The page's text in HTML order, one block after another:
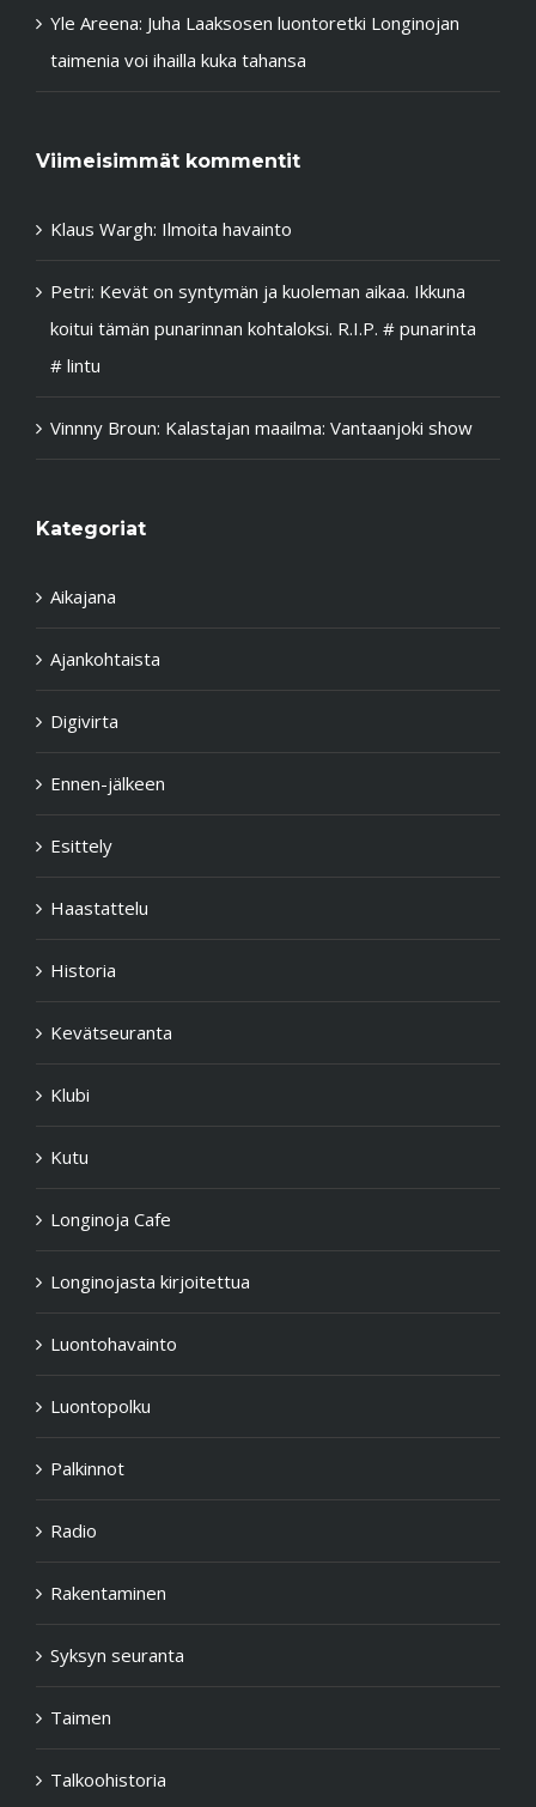
Yle Areena: Juha Laaksosen luontoretki Longinojan
taimenia voi ihailla kuka tahansa
Viimeisimmät kommentit
Klaus Wargh: Ilmoita havainto
Petri: Kevät on syntymän ja kuoleman aikaa. Ikkuna
koitui tämän punarinnan kohtaloksi. R.I.P. # punarinta
# lintu
Vinnny Broun: Kalastajan maailma: Vantaanjoki show
Kategoriat
Aikajana
Ajankohtaista
Digivirta
Ennen-jälkeen
Esittely
Haastattelu
Historia
Kevätseuranta
Klubi
Kutu
Longinoja Cafe
Longinojasta kirjoitettua
Luontohavainto
Luontopolku
Palkinnot
Radio
Rakentaminen
Syksyn seuranta
Taimen
Talkoohistoria